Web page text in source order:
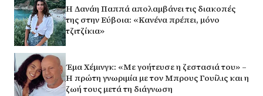
Η Δανάη Παππά απολαμβάνει τις διακοπές
της στην Εύβοια: «Κανένα πρέπει, μόνο
τζιτζίκια»
Έμα Χέμινγκ: «Με γοήτευσε η ζεστασιά του» –
Η πρώτη γνωριμία με τον Μπρους Γουίλις και η
ζωή τους μετά τη διάγνωση